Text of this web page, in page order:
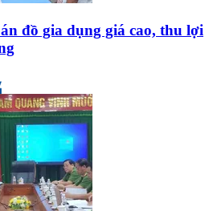
đồ gia dụng giá cao, thu lợi